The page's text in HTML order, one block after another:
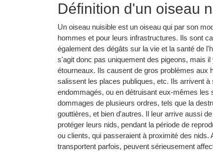
Définition d'un oiseau
Un oiseau nuisible est un oiseau qui par son
hommes et pour leurs infrastructures. Ils sont
également des dégâts sur la vie et la santé de
s'agit donc pas uniquement des pigeons, mais
étourneaux. Ils causent de gros problèmes aux
salissent les places publiques, etc. Ils arrivent
endommagés, ou en détruisant eux-mêmes
dommages de plusieurs ordres, tels que la
gouttières, et bien d'autres. Il leur arrive aussi
protéger leurs nids, pendant la période de
ou clients, qui passeraient à proximité des
transportent parfois, peuvent sérieusement